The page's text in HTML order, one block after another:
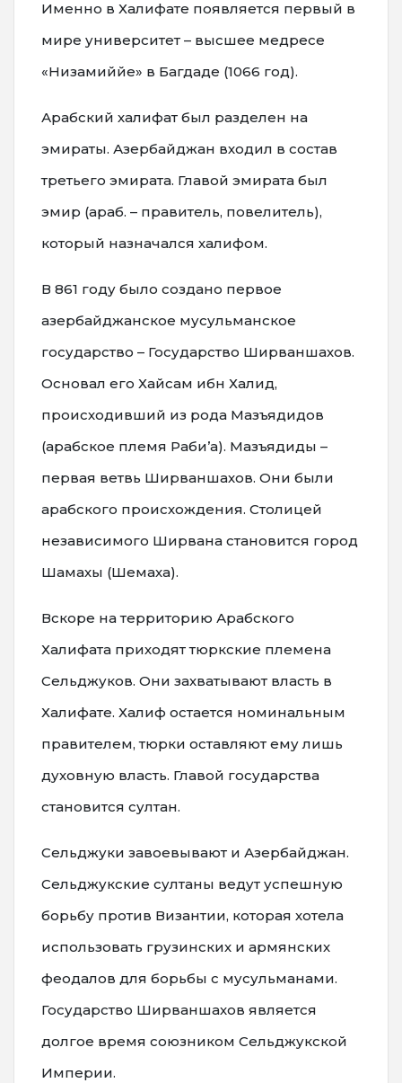
Именно в Халифате появляется первый в
мире университет – высшее медресе
«Низамиййе» в Багдаде (1066 год).
Арабский халифат был разделен на
эмираты. Азербайджан входил в состав
третьего эмирата. Главой эмирата был
эмир (араб. – правитель, повелитель),
который назначался халифом.
В 861 году было создано первое
азербайджанское мусульманское
государство – Государство Ширваншахов.
Основал его Хайсам ибн Халид,
происходивший из рода Мазъядидов
(арабское племя Раби’а). Мазъядиды –
первая ветвь Ширваншахов. Они были
арабского происхождения. Столицей
независимого Ширвана становится город
Шамахы (Шемаха).
Вскоре на территорию Арабского
Халифата приходят тюркские племена
Сельджуков. Они захватывают власть в
Халифате. Халиф остается номинальным
правителем, тюрки оставляют ему лишь
духовную власть. Главой государства
становится султан.
Сельджуки завоевывают и Азербайджан.
Сельджукские султаны ведут успешную
борьбу против Византии, которая хотела
использовать грузинских и армянских
феодалов для борьбы с мусульманами.
Государство Ширваншахов является
долгое время союзником Сельджукской
Империи.